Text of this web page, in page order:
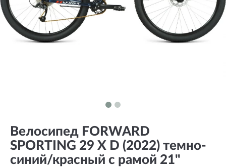
Велосипед FORWARD
SPORTING 29 X D (2022) темно-
синий/красный с рамой 21"